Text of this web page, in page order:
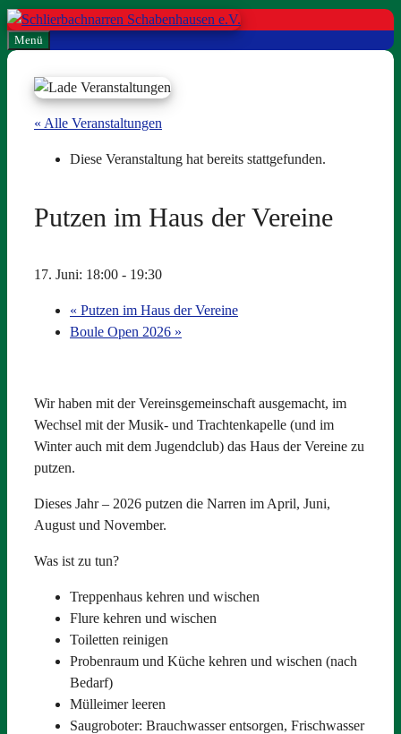
Zum
Inhalt
springen
Menü
« Alle Veranstaltungen
Diese Veranstaltung hat bereits stattgefunden.
Putzen im Haus der Vereine
17. Juni: 18:00 - 19:30
« Putzen im Haus der Vereine
Boule Open 2026 »
Wir haben mit der Vereinsgemeinschaft ausgemacht, im
Wechsel mit der Musik- und Trachtenkapelle (und im
Winter auch mit dem Jugendclub) das Haus der Vereine zu
putzen.
Dieses Jahr – 2026 putzen die Narren im April, Juni,
August und November.
Was ist zu tun?
Treppenhaus kehren und wischen
Flure kehren und wischen
Toiletten reinigen
Probenraum und Küche kehren und wischen (nach
Bedarf)
Mülleimer leeren
Saugroboter: Brauchwasser entsorgen, Frischwasser